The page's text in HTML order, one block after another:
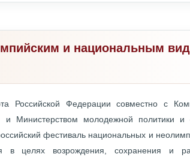
и национальным
Российской Федерации совместно с
Министерством молодежной политики и
фестиваль национальных и
в целях возрождения, сохранения и